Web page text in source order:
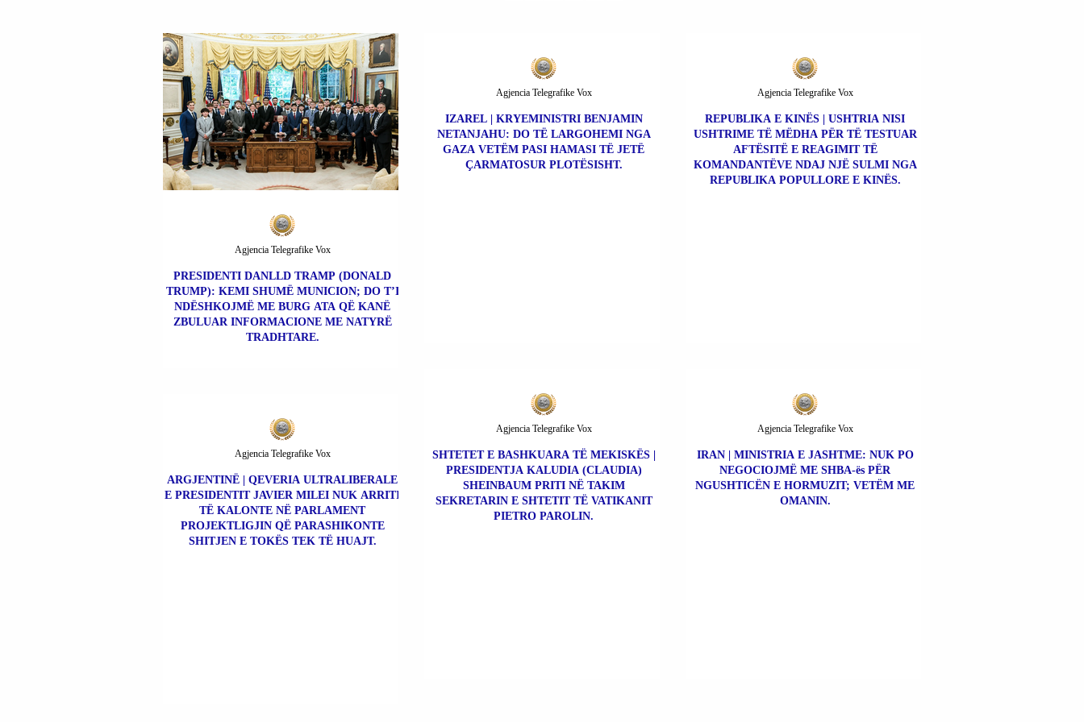
PRESIDENTI DANLLD TRAMP (DONALD
TRUMP): KEMI SHUMË MUNICION; DO T’I
NDËSHKOJMË ME BURG ATA QË KANË
ZBULUAR INFORMACIONE ME NATYRË
TRADHTARE.
Agjencia Telegrafike Vox
IZAREL | KRYEMINISTRI BENJAMIN
NETANJAHU: DO TË LARGOHEMI NGA
GAZA VETËM PASI HAMASI TË JETË
ÇARMATOSUR PLOTËSISHT.
Agjencia Telegrafike Vox
REPUBLIKA E KINËS | USHTRIA NISI
USHTRIME TË MËDHA PËR TË TESTUAR
AFTËSITË E REAGIMIT TË
KOMANDANTËVE NDAJ NJË SULMI NGA
REPUBLIKA POPULLORE E KINËS.
Agjencia Telegrafike Vox
ARGJENTINË | QEVERIA ULTRALIBERALE
E PRESIDENTIT JAVIER MILEI NUK ARRITI
TË KALONTE NË PARLAMENT
PROJEKTLIGJIN QË PARASHIKONTE
SHITJEN E TOKËS TEK TË HUAJT.
Agjencia Telegrafike Vox
SHTETET E BASHKUARA TË MEKISKËS |
PRESIDENTJA KALUDIA (CLAUDIA)
SHEINBAUM PRITI NË TAKIM
SEKRETARIN E SHTETIT TË VATIKANIT
PIETRO PAROLIN.
Agjencia Telegrafike Vox
IRAN | MINISTRIA E JASHTME: NUK PO
NEGOCIOJMË ME SHBA-ës PËR
NGUSHTICËN E HORMUZIT; VETËM ME
OMANIN.
Agjencia Telegrafike Vox